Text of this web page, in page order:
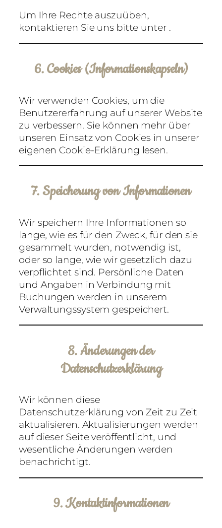
Um Ihre Rechte auszuüben,
kontaktieren Sie uns bitte unter .
6. Cookies (Informationskapseln)
Wir verwenden Cookies, um die
Benutzererfahrung auf unserer Website
zu verbessern. Sie können mehr über
unseren Einsatz von Cookies in unserer
eigenen Cookie-Erklärung lesen.
7. Speicherung von Informationen
Wir speichern Ihre Informationen so
lange, wie es für den Zweck, für den sie
gesammelt wurden, notwendig ist,
oder so lange, wie wir gesetzlich dazu
verpflichtet sind. Persönliche Daten
und Angaben in Verbindung mit
Buchungen werden in unserem
Verwaltungssystem gespeichert.
8. Änderungen der
Datenschutzerklärung
Wir können diese
Datenschutzerklärung von Zeit zu Zeit
aktualisieren. Aktualisierungen werden
auf dieser Seite veröffentlicht, und
wesentliche Änderungen werden
benachrichtigt.
9. Kontaktinformationen